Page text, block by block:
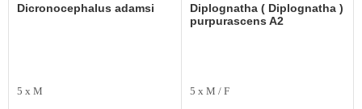
Dicronocephalus adamsi
5 x M
Diplognatha ( Diplognatha )
purpurascens A2
5 x M / F